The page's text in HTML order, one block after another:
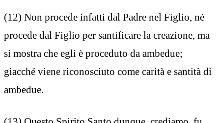
(12) Non procede infatti dal Padre nel Figlio, né
procede dal Figlio per santificare la creazione, ma
si mostra che egli è proceduto da ambedue;
giacché viene riconosciuto come carità e santità di
ambedue.